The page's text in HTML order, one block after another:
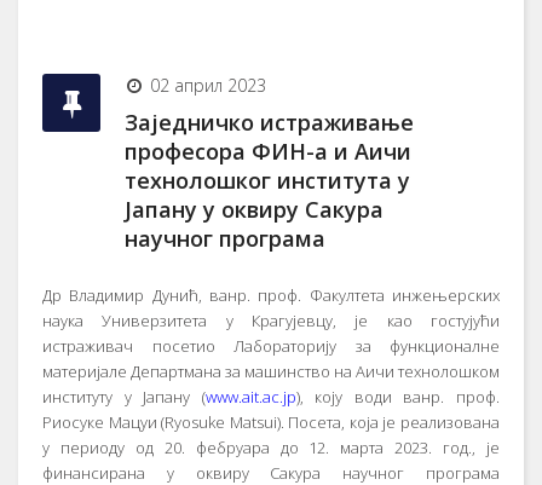
02 април 2023
Заједничко истраживање
професора ФИН-а и Аичи
технолошког института у
Јапану у оквиру Сакура
научног програма
Др Владимир Дунић, ванр. проф. Факултета инжењерских
наука Универзитета у Крагујевцу, је као гостујући
истраживач посетио Лабораторију за функционалне
материјале Департмана за машинство на Аичи технолошком
институту у Јапану (www.ait.ac.jp), коју води ванр. проф.
Риосуке Мацуи (Ryosuke Matsui). Посета, која је реализована
у периоду од 20. фебруара до 12. марта 2023. год., је
финансирана у оквиру Сакура научног програма